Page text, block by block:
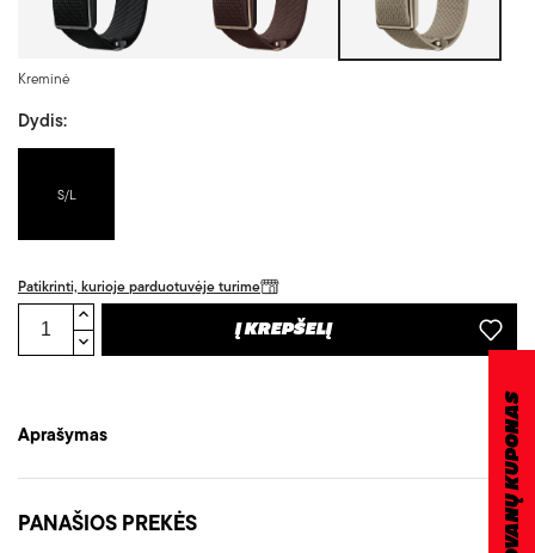
Kreminė
Dydis:
S/L
Patikrinti, kurioje parduotuvėje turime
Į KREPŠELĮ
Aprašymas
PANAŠIOS PREKĖS DOVANŲ KUPONAS